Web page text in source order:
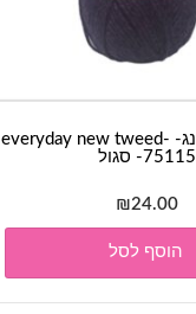
חוט אנטיפילינג- everyday new tweed-
75115- סגול
₪24.00
הוסף לסל